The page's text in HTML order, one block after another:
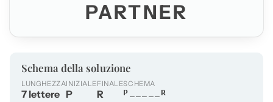
PARTNER
Schema della soluzione
LUNGHEZZA
7 lettere
INIZIALE
P
FINALE
R
SCHEMA
P_____R